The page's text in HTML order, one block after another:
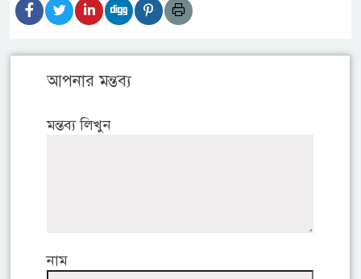
আপনার মন্তব্য
মন্তব্য লিখুন
নাম